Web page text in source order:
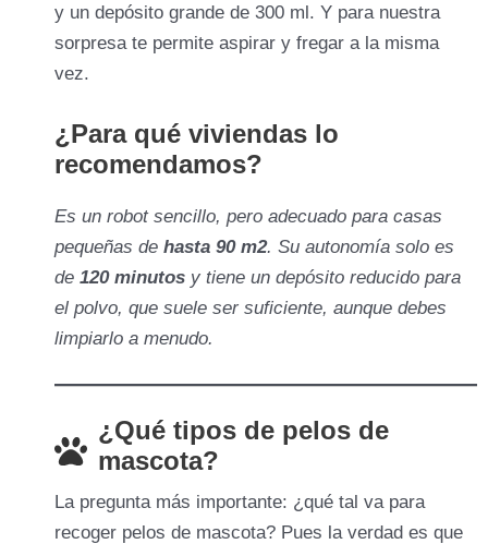
y un depósito grande de 300 ml. Y para nuestra
sorpresa te permite aspirar y fregar a la misma
vez.
¿Para qué viviendas lo
recomendamos?
Es un robot sencillo, pero adecuado para casas
pequeñas de hasta 90 m2. Su autonomía solo es
de 120 minutos y tiene un depósito reducido para
el polvo, que suele ser suficiente, aunque debes
limpiarlo a menudo.
¿Qué tipos de pelos de
mascota?
La pregunta más importante: ¿qué tal va para
recoger pelos de mascota? Pues la verdad es que